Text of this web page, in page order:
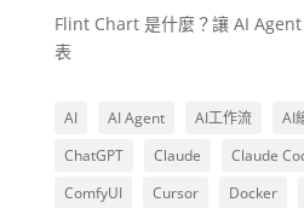
Flint Chart 是什麼？讓 AI
表
AI AI Agent AI工作流 AI
ChatGPT
Claude Claude
ComfyUI
Cursor Docker